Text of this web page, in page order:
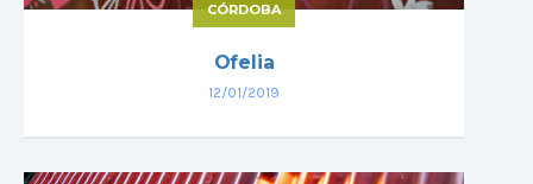
CÓRDOBA
Ofelia
12/01/2019